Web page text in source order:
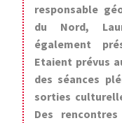
responsable
du Nord,
également
Etaient prévus
des séances
sorties
Des